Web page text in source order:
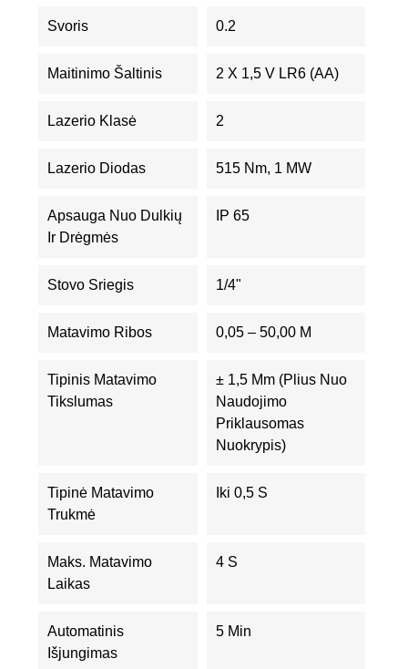
Svoris 0.2
Maitinimo Šaltinis 2 X 1,5 V LR6 (AA)
Lazerio Klasė 2
Lazerio Diodas 515 Nm, 1 MW
Apsauga Nuo Dulkių
Ir Drėgmės
IP 65
Stovo Sriegis 1/4"
Matavimo Ribos 0,05 – 50,00 M
Tipinis Matavimo
Tikslumas
± 1,5 Mm (plius Nuo
Naudojimo
Priklausomas
Nuokrypis)
Tipinė Matavimo
Trukmė
Iki 0,5 S
Maks. Matavimo
Laikas
4 S
Automatinis
Išjungimas
5 Min